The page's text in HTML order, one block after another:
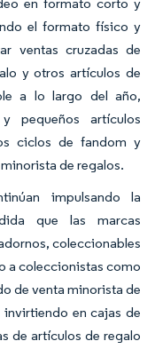
el formato físico y
ventas cruzadas de
y otros artículos de
a lo largo del año,
pequeños artículos
ciclos de fandom y
de regalos.
impulsando la
que las marcas
coleccionables
a coleccionistas como
de venta minorista de
en cajas de
de artículos de regalo